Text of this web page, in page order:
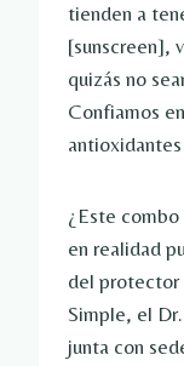
tienden a
[sunscreen],
quizás no
Confiamos
¿Este
en realidad
del protector
Simple, el
junta con